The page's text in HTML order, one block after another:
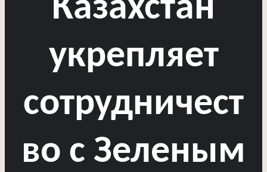
Казахстан
укрепляет
сотрудничест
во с Зеленым